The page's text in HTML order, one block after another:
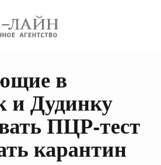
в
и Дудинку
ПЦР-тест
карантин